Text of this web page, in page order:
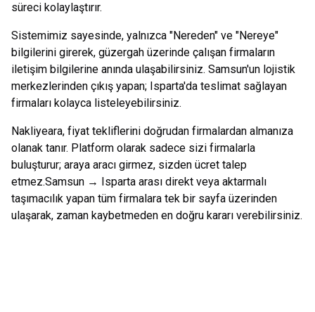
süreci kolaylaştırır.
Sistemimiz sayesinde, yalnızca "Nereden" ve "Nereye"
bilgilerini girerek, güzergah üzerinde çalışan firmaların
iletişim bilgilerine anında ulaşabilirsiniz. Samsun'un lojistik
merkezlerinden çıkış yapan; Isparta'da teslimat sağlayan
firmaları kolayca listeleyebilirsiniz.
Nakliyeara, fiyat tekliflerini doğrudan firmalardan almanıza
olanak tanır. Platform olarak sadece sizi firmalarla
buluşturur; araya aracı girmez, sizden ücret talep
etmez.Samsun → Isparta arası direkt veya aktarmalı
taşımacılık yapan tüm firmalara tek bir sayfa üzerinden
ulaşarak, zaman kaybetmeden en doğru kararı verebilirsiniz.